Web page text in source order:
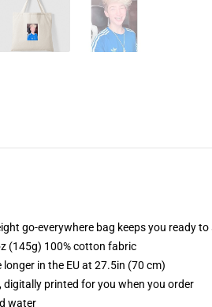
go-everywhere bag keeps you ready
(145g) 100% cotton fabric
in the EU at 27.5in (70 cm)
digitally printed for you when you order
water